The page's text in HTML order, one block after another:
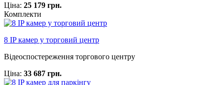
Ціна: 25 179 грн.
Комплекти
8 IP камер у торговий центр
Відеоспостереження торгового центру
Ціна: 33 687 грн.